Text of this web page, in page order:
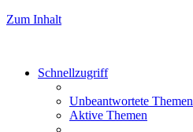
Zum Inhalt
Schnellzugriff
Unbeantwortete Themen
Aktive Themen